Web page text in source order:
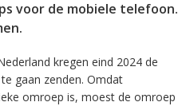
voor de mobiele telefoon.
kregen eind 2024 de
gaan zenden. Omdat
omroep is, moest de omroep